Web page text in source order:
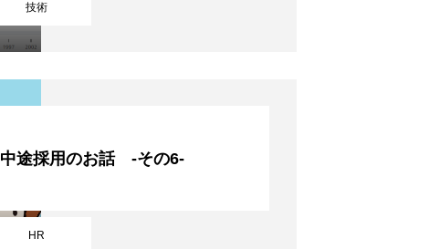
技術
HR
中途採用のお話 -その6-